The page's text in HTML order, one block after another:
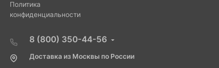
Политика
конфиденциальности
8 (800) 350-44-56
Доставка из Москвы по России